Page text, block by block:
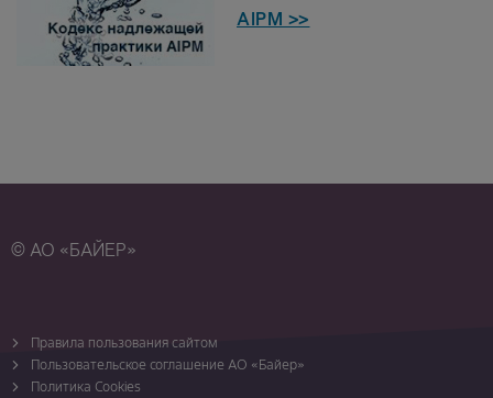
AIPM >>
© АО «БАЙЕР»
Правила пользования сайтом
Пользовательское соглашение АО «Байер»
Политика Cookies